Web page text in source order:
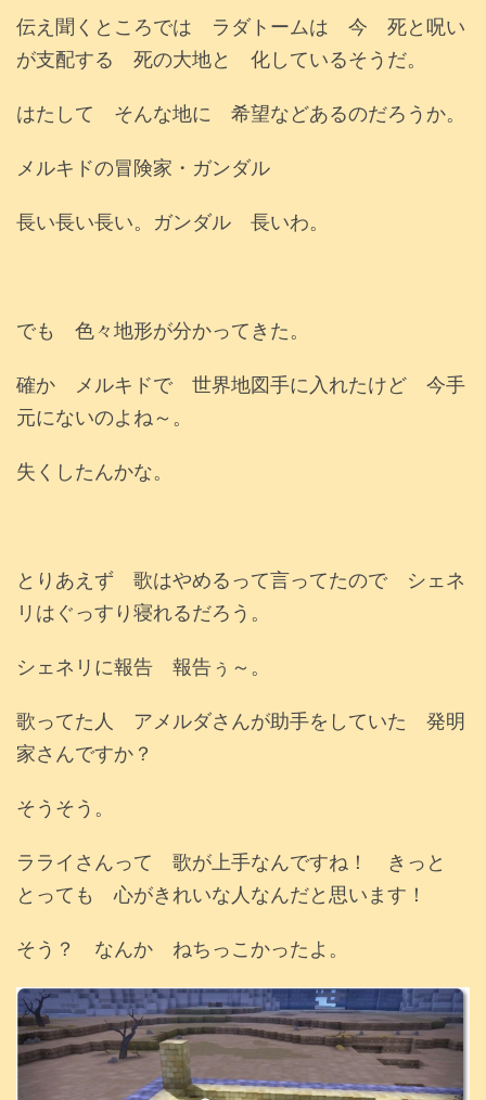
伝え聞くところでは ラダトームは 今 死と呪い
が支配する 死の大地と 化しているそうだ。
はたして そんな地に 希望などあるのだろうか。
メルキドの冒険家・ガンダル
長い長い長い。ガンダル 長いわ。
でも 色々地形が分かってきた。
確か メルキドで 世界地図手に入れたけど 今手
元にないのよね～。
失くしたんかな。
とりあえず 歌はやめるって言ってたので シェネ
リはぐっすり寝れるだろう。
シェネリに報告 報告ぅ～。
歌ってた人 アメルダさんが助手をしていた 発明
家さんですか？
そうそう。
ラライさんって 歌が上手なんですね！ きっと
とっても 心がきれいな人なんだと思います！
そう？ なんか ねちっこかったよ。